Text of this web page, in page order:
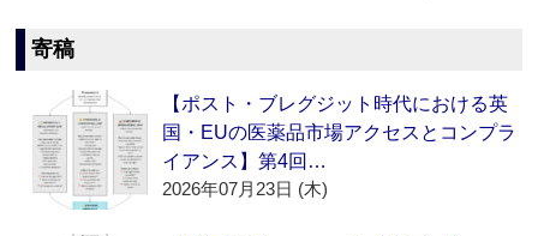
寄稿
【ポスト・ブレグジット時代における英
国・EUの医薬品市場アクセスとコンプラ
イアンス】第4回…
2026年07月23日 (木)